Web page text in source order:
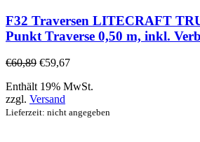
F32 Traversen LITECRAFT
Punkt Traverse 0,50 m, inkl.
€60,89 €59,67
Enthält 19% MwSt.
zzgl. Versand
Lieferzeit: nicht angegeben